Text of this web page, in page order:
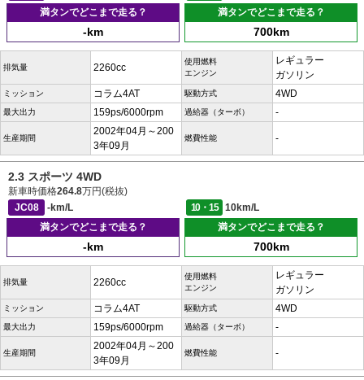
満タンでどこまで走る？
-km
満タンでどこまで走る？
700km
排気量 2260cc
使用燃料
エンジン
レギュラー
ガソリン
ミッション コラム4AT 駆動方式 4WD
最大出力 159ps/6000rpm 過給器（ターボ） -
生産期間
2002年04月～200
3年09月
燃費性能 -
2.3 スポーツ 4WD
新車時価格264.8万円(税抜)
JC08
-km/L 10・15
10km/L
満タンでどこまで走る？
-km
満タンでどこまで走る？
700km
排気量 2260cc
使用燃料
エンジン
レギュラー
ガソリン
ミッション コラム4AT 駆動方式 4WD
最大出力 159ps/6000rpm 過給器（ターボ） -
生産期間
2002年04月～200
3年09月
燃費性能 -